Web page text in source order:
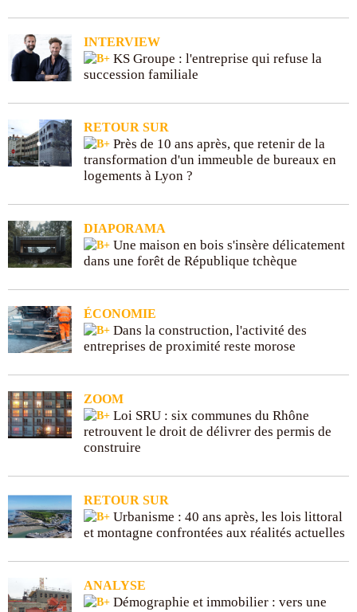
INTERVIEW
KS Groupe : l'entreprise qui refuse la
succession familiale
RETOUR SUR
Près de 10 ans après, que retenir de la
transformation d'un immeuble de bureaux en
logements à Lyon ?
DIAPORAMA
Une maison en bois s'insère délicatement
dans une forêt de République tchèque
ÉCONOMIE
Dans la construction, l'activité des
entreprises de proximité reste morose
ZOOM
Loi SRU : six communes du Rhône
retrouvent le droit de délivrer des permis de
construire
RETOUR SUR
Urbanisme : 40 ans après, les lois littoral
et montagne confrontées aux réalités actuelles
ANALYSE
Démographie et immobilier : vers une